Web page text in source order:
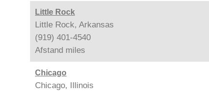
Little Rock
Little Rock, Arkansas
(919) 401-4540
Afstand miles
Chicago
Chicago, Illinois